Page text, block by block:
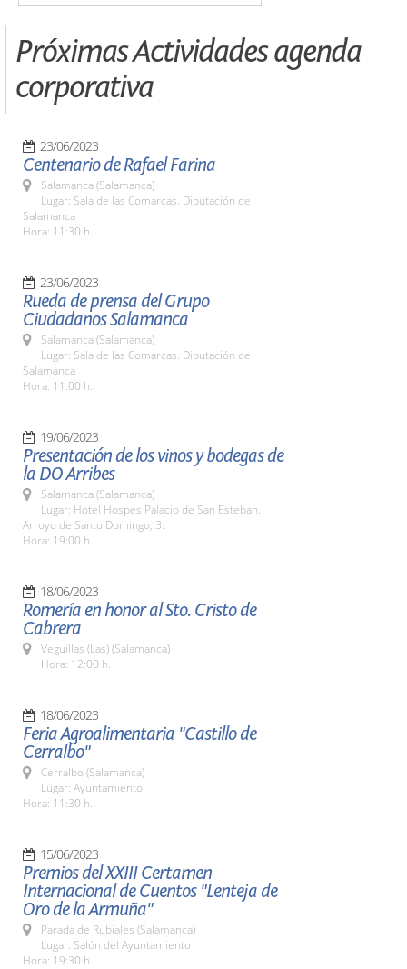
Próximas Actividades agenda
corporativa
23/06/2023
Centenario de Rafael Farina
Salamanca (Salamanca)
Lugar: Sala de las Comarcas. Diputación de
Salamanca
Hora: 11:30 h.
23/06/2023
Rueda de prensa del Grupo
Ciudadanos Salamanca
Salamanca (Salamanca)
Lugar: Sala de las Comarcas. Diputación de
Salamanca
Hora: 11.00 h.
19/06/2023
Presentación de los vinos y bodegas de
la DO Arribes
Salamanca (Salamanca)
Lugar: Hotel Hospes Palacio de San Esteban.
Arroyo de Santo Domingo, 3.
Hora: 19:00 h.
18/06/2023
Romería en honor al Sto. Cristo de
Cabrera
Veguillas (Las) (Salamanca)
Hora: 12:00 h.
18/06/2023
Feria Agroalimentaria "Castillo de
Cerralbo"
Cerralbo (Salamanca)
Lugar: Ayuntamiento
Hora: 11:30 h.
15/06/2023
Premios del XXIII Certamen
Internacional de Cuentos "Lenteja de
Oro de la Armuña"
Parada de Rubiales (Salamanca)
Lugar: Salón del Ayuntamiento
Hora: 19:30 h.